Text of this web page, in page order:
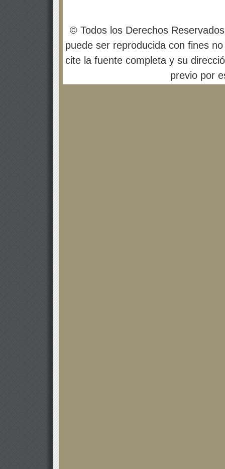
© Todos los Derechos
puede ser reproducida con fines
cite la fuente completa y su
previo por